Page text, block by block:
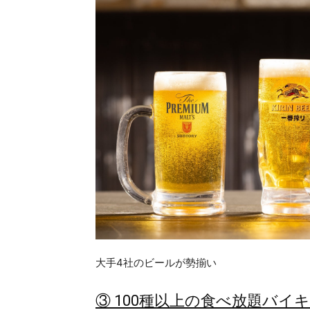
大手4社のビールが勢揃い
③ 100種以上の食べ放題バイ